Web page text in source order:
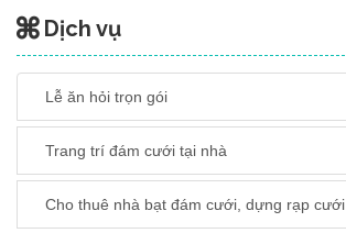
Dịch vụ
Lễ ăn hỏi trọn gói
Trang trí đám cưới tại nhà
Cho thuê nhà bạt đám cưới, dựng rạp cưới